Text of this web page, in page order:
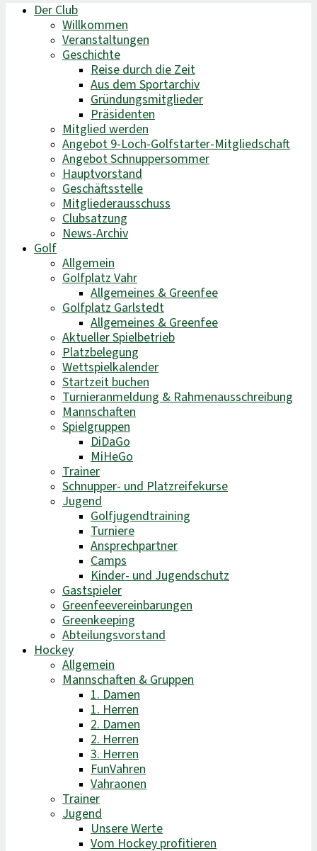
Der Club
Willkommen
Veranstaltungen
Geschichte
Reise durch die Zeit
Aus dem Sportarchiv
Gründungsmitglieder
Präsidenten
Mitglied werden
Angebot 9-Loch-Golfstarter-Mitgliedschaft
Angebot Schnuppersommer
Hauptvorstand
Geschäftsstelle
Mitgliederausschuss
Clubsatzung
News-Archiv
Golf
Allgemein
Golfplatz Vahr
Allgemeines & Greenfee
Golfplatz Garlstedt
Allgemeines & Greenfee
Aktueller Spielbetrieb
Platzbelegung
Wettspielkalender
Startzeit buchen
Turnieranmeldung & Rahmenausschreibung
Mannschaften
Spielgruppen
DiDaGo
MiHeGo
Trainer
Schnupper- und Platzreifekurse
Jugend
Golfjugendtraining
Turniere
Ansprechpartner
Camps
Kinder- und Jugendschutz
Gastspieler
Greenfeevereinbarungen
Greenkeeping
Abteilungsvorstand
Hockey
Allgemein
Mannschaften & Gruppen
1. Damen
1. Herren
2. Damen
2. Herren
3. Herren
FunVahren​
Vahraonen
Trainer
Jugend
Unsere Werte
Vom Hockey profitieren